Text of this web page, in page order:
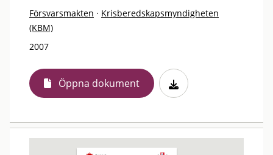
Försvarsmakten · Krisberedskapsmyndigheten
(KBM)
2007
Öppna dokument